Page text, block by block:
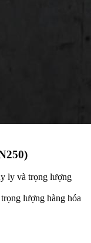
ly và trọng lượng
lượng hàng hóa